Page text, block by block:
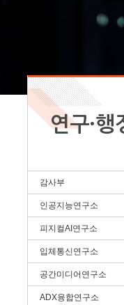
연구·행
감사부
인공지능연구소
피지컬AI연구소
입체통신연구소
공간미디어연구소
ADX융합연구소